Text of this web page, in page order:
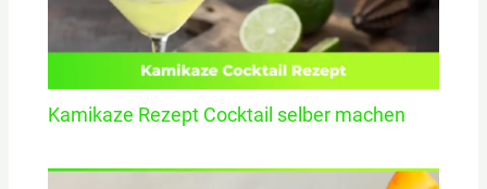
Kamikaze Rezept Cocktail selber machen